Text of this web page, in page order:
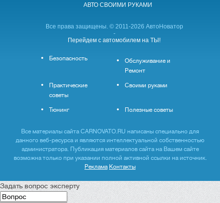
АВТО CВОИМИ РУКАМИ
Все права защищены. © 2011-2026 АвтоНоватор
-
Перейдем с автомобилем на ТЫ!
Безопасность
Обслуживание и
Ремонт
Практические
советы
Своими руками
Тюнинг Полезные советы
Все материалы сайта CARNOVATO.RU написаны специально для
данного веб-ресурса и являются интеллектуальной собственностью
администратора. Публикация материалов сайта на Вашем сайте
возможна только при указании полной активной ссылки на источник.
Реклама Контакты
Задать вопрос эксперту